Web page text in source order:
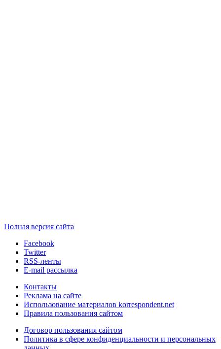
Полная версия сайта
Facebook
Twitter
RSS-ленты
E-mail рассылка
Контакты
Реклама на сайте
Использование материалов korrespondent.net
Правила пользования сайтом
Договор пользования сайтом
Политика в сфере конфиденциальности и персональных